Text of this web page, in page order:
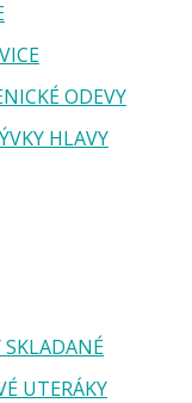
ODEVY
HLAVY
SKLADANÉ
UTERÁKY